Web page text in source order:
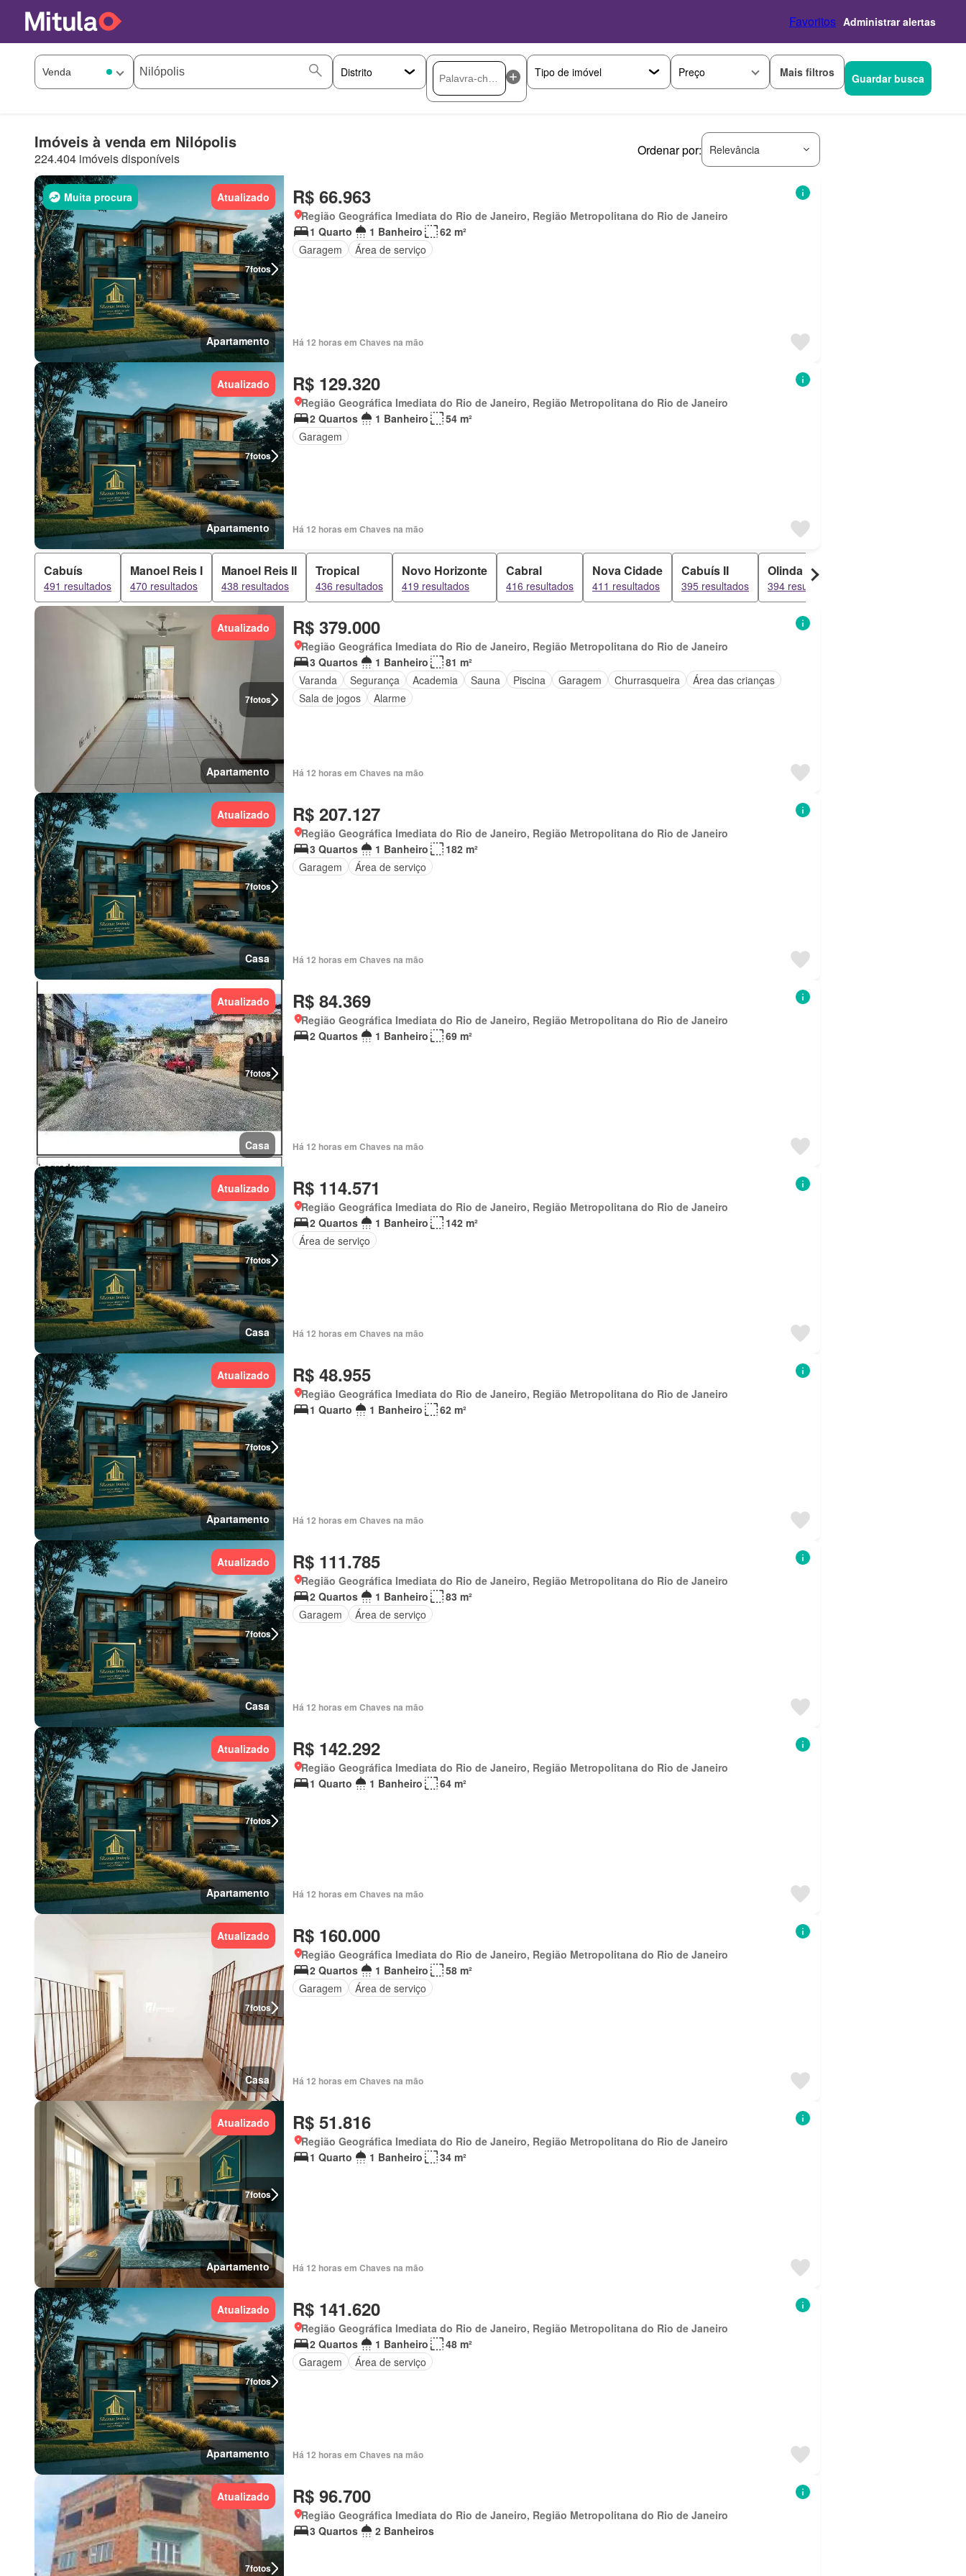
Favoritos Administrar alertas
Preço Mais filtros Guardar busca
Imóveis à venda em Nilópolis
224.404 imóveis disponíveis
Ordenar por: Relevância
7fotos
Muita procura Atualizado
Apartamento
R$ 66.963
Região Geográfica Imediata do Rio de Janeiro, Região Metropolitana do Rio de Janeiro
1 Quarto
1 Banheiro
62 m²
Garagem
Área de serviço
Há 12 horas em Chaves na mão
7fotos
Atualizado
Apartamento
R$ 129.320
Região Geográfica Imediata do Rio de Janeiro, Região Metropolitana do Rio de Janeiro
2 Quartos
1 Banheiro
54 m²
Garagem
Há 12 horas em Chaves na mão
Cabuís
491 resultados
Manoel Reis I
470 resultados
Manoel Reis II
438 resultados
Tropical
436 resultados
Novo Horizonte
419 resultados
Cabral
416 resultados
Nova Cidade
411 resultados
Cabuís II
395 resultados
Olinda
394 resultados
7fotos
Atualizado
Apartamento
R$ 379.000
Região Geográfica Imediata do Rio de Janeiro, Região Metropolitana do Rio de Janeiro
3 Quartos
1 Banheiro
81 m²
Varanda
Segurança Academia Sauna Piscina Garagem Churrasqueira
Área das crianças
Sala de jogos
Alarme
Há 12 horas em Chaves na mão
7fotos
Atualizado
Casa
R$ 207.127
Região Geográfica Imediata do Rio de Janeiro, Região Metropolitana do Rio de Janeiro
3 Quartos
1 Banheiro
182 m²
Garagem
Área de serviço
Há 12 horas em Chaves na mão
7fotos
Atualizado
Casa
R$ 84.369
Região Geográfica Imediata do Rio de Janeiro, Região Metropolitana do Rio de Janeiro
2 Quartos
1 Banheiro 69 m²
Há 12 horas em Chaves na mão
7fotos
Atualizado
Casa
R$ 114.571
Região Geográfica Imediata do Rio de Janeiro, Região Metropolitana do Rio de Janeiro
2 Quartos
1 Banheiro
142 m²
Área de serviço
Há 12 horas em Chaves na mão
7fotos
Atualizado
Apartamento
R$ 48.955
Região Geográfica Imediata do Rio de Janeiro, Região Metropolitana do Rio de Janeiro
1 Quarto
1 Banheiro 62 m²
Há 12 horas em Chaves na mão
7fotos
Atualizado
Casa
R$ 111.785
Região Geográfica Imediata do Rio de Janeiro, Região Metropolitana do Rio de Janeiro
2 Quartos
1 Banheiro
83 m²
Garagem
Área de serviço
Há 12 horas em Chaves na mão
7fotos
Atualizado
Apartamento
R$ 142.292
Região Geográfica Imediata do Rio de Janeiro, Região Metropolitana do Rio de Janeiro
1 Quarto
1 Banheiro 64 m²
Há 12 horas em Chaves na mão
7fotos
Atualizado
Casa
R$ 160.000
Região Geográfica Imediata do Rio de Janeiro, Região Metropolitana do Rio de Janeiro
2 Quartos
1 Banheiro
58 m²
Garagem
Área de serviço
Há 12 horas em Chaves na mão
7fotos
Atualizado
Apartamento
R$ 51.816
Região Geográfica Imediata do Rio de Janeiro, Região Metropolitana do Rio de Janeiro
1 Quarto
1 Banheiro 34 m²
Há 12 horas em Chaves na mão
7fotos
Atualizado
Apartamento
R$ 141.620
Região Geográfica Imediata do Rio de Janeiro, Região Metropolitana do Rio de Janeiro
2 Quartos
1 Banheiro
48 m²
Garagem
Área de serviço
Há 12 horas em Chaves na mão
7fotos
Atualizado R$ 96.700
Região Geográfica Imediata do Rio de Janeiro, Região Metropolitana do Rio de Janeiro
3 Quartos
2 Banheiros